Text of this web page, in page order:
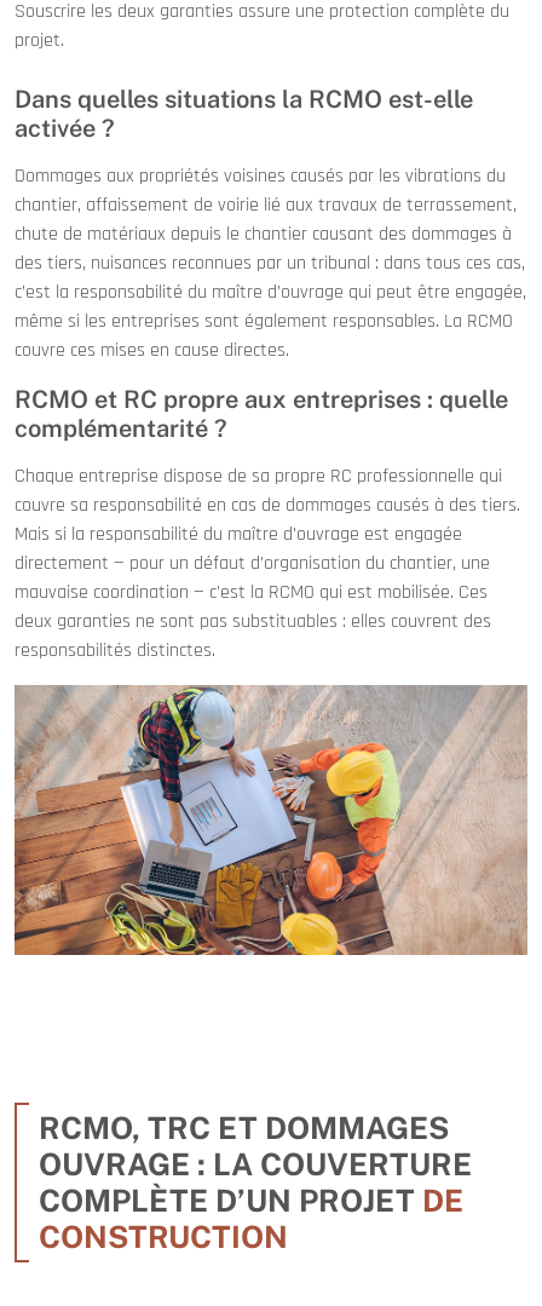
Souscrire les deux garanties assure une protection complète du
projet.
Dans quelles situations la RCMO est-elle
activée ?
Dommages aux propriétés voisines causés par les vibrations du
chantier, affaissement de voirie lié aux travaux de terrassement,
chute de matériaux depuis le chantier causant des dommages à
des tiers, nuisances reconnues par un tribunal : dans tous ces cas,
c’est la responsabilité du maître d’ouvrage qui peut être engagée,
même si les entreprises sont également responsables. La RCMO
couvre ces mises en cause directes.
RCMO et RC propre aux entreprises : quelle
complémentarité ?
Chaque entreprise dispose de sa propre RC professionnelle qui
couvre sa responsabilité en cas de dommages causés à des tiers.
Mais si la responsabilité du maître d’ouvrage est engagée
directement — pour un défaut d’organisation du chantier, une
mauvaise coordination — c’est la RCMO qui est mobilisée. Ces
deux garanties ne sont pas substituables : elles couvrent des
responsabilités distinctes.
RCMO, TRC ET DOMMAGES
OUVRAGE : LA COUVERTURE
COMPLÈTE D’UN PROJET DE
CONSTRUCTION